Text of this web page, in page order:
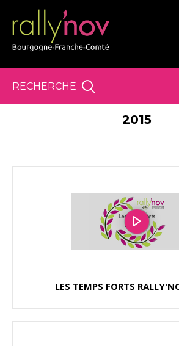
RECHERCHE
2015
LES TEMPS FORTS